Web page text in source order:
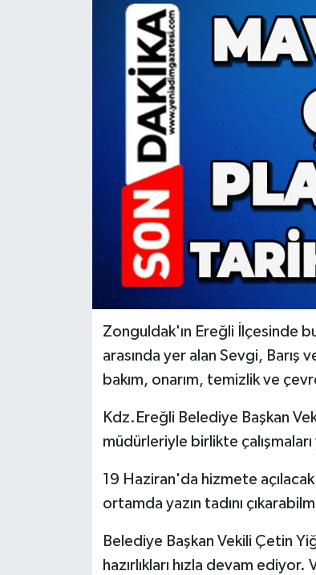
Zonguldak'ın Ereğli İlçesinde
arasında yer alan Sevgi, Barış
bakım, onarım, temizlik ve
Kdz.Ereğli Belediye Başkan
müdürleriyle birlikte
19 Haziran'da hizmete
ortamda yazın tadını
Belediye Başkan Vekili Çetin
hazırlıkları hızla devam